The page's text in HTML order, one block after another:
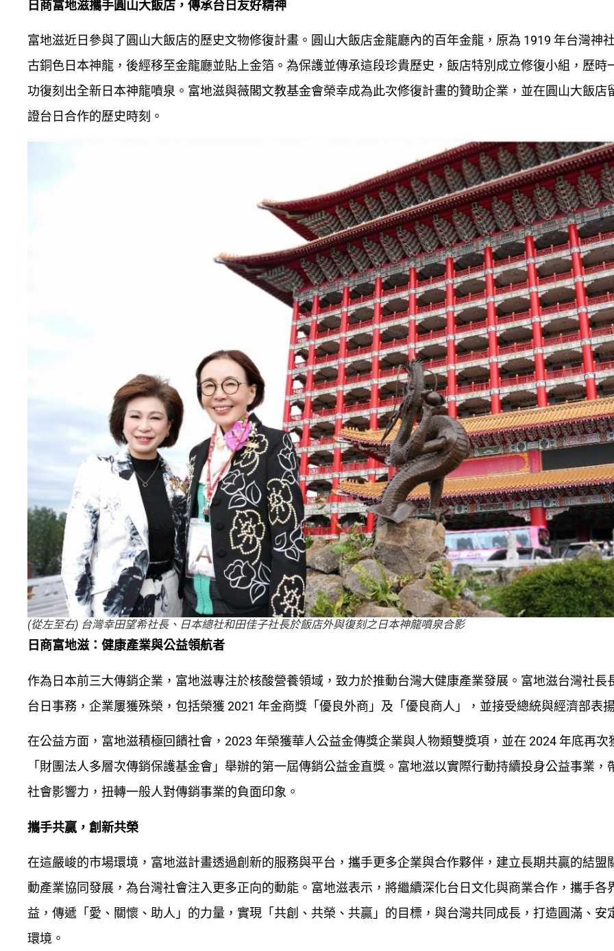
日商富地滋攜手圓山大飯店，傳承台日友好精神
富地滋近日參與了圓山大飯店的歷史文物修復計畫。圓山大飯店金龍廳內的百年金龍，原為 1919 年台灣神
古銅色日本神龍，後經移至金龍廳並貼上金箔。為保護並傳承這段珍貴歷史，飯店特別成立修復小組，歷時
功復刻出全新日本神龍噴泉。富地滋與薇閣文教基金會榮幸成為此次修復計畫的贊助企業，並在圓山大飯店
證台日合作的歷史時刻。
(從左至右) 台灣幸田望希社長、日本總社和田佳子社長於飯店外與復刻之日本神龍噴泉合影
日商富地滋：健康產業與公益領航者
作為日本前三大傳銷企業，富地滋專注於核酸營養領域，致力於推動台灣大健康產業發展。富地滋台灣社長
台日事務，企業屢獲殊榮，包括榮獲 2021 年金商獎「優良外商」及「優良商人」，並接受總統與經濟部表
在公益方面，富地滋積極回饋社會，2023 年榮獲華人公益金傳獎企業與人物類雙獎項，並在 2024 年底再次
「財團法人多層次傳銷保護基金會」舉辦的第一屆傳銷公益金直獎。富地滋以實際行動持續投身公益事業，
社會影響力，扭轉一般人對傳銷事業的負面印象。
攜手共贏，創新共榮
在這嚴峻的市場環境，富地滋計畫透過創新的服務與平台，攜手更多企業與合作夥伴，建立長期共贏的結盟
動產業協同發展，為台灣社會注入更多正向的動能。富地滋表示，將繼續深化台日文化與商業合作，攜手各
益，傳遞「愛、關懷、助人」的力量，實現「共創、共榮、共贏」的目標，與台灣共同成長，打造圓滿、安
環境。